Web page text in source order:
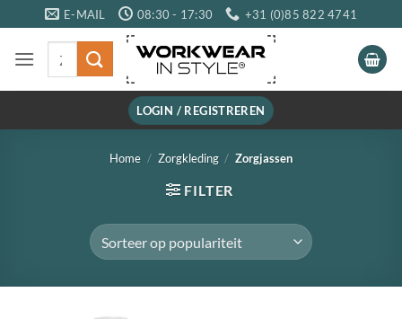
naar
inhoud
E-MAIL 08:30 - 17:30 +31 (0)85 822 4741
Zoeken
LOGIN / REGISTREREN
Home / Zorgkleding / Zorgjassen
FILTER